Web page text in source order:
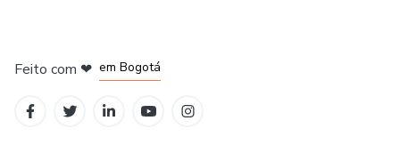
Feito com ❤ em Bogotá